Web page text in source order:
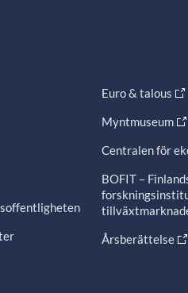
Euro & talous
Myntmuseum
Centralen för
BOFIT –
Årsberättelse